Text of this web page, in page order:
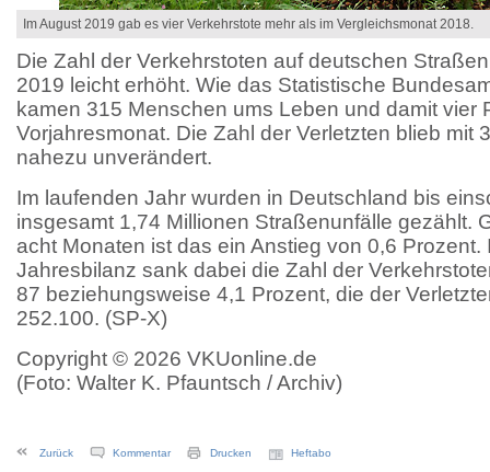
Im August 2019 gab es vier Verkehrstote mehr als im Vergleichsmonat 2018.
Die Zahl der Verkehrstoten auf deutschen
2019 leicht erhöht. Wie das Statistische
kamen 315 Menschen ums Leben und damit vier
Vorjahresmonat. Die Zahl der Verletzten blieb mit
nahezu unverändert.
Im laufenden Jahr wurden in Deutschland bis
insgesamt 1,74 Millionen Straßenunfälle gezählt.
acht Monaten ist das ein Anstieg von 0,6 Prozent.
Jahresbilanz sank dabei die Zahl der
87 beziehungsweise 4,1 Prozent, die der
252.100. (SP-X)
Copyright © 2026 VKUonline.de
(Foto: Walter K. Pfauntsch / Archiv)
Zurück Kommentar Drucken Heftabo